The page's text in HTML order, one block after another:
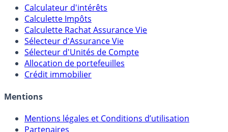
Outils
Calculateur d'intérêts
Calculette Impôts
Calculette Rachat Assurance Vie
Sélecteur d'Assurance Vie
Sélecteur d'Unités de Compte
Crédit immobilier
Mentions